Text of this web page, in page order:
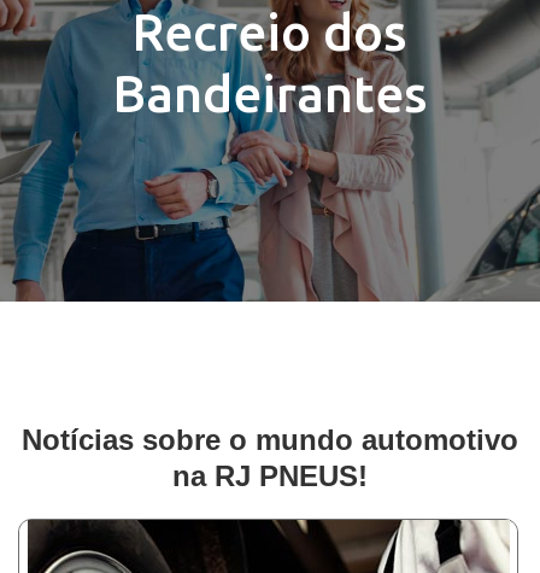
Recreio dos
Bandeirantes
Notícias sobre o mundo automotivo
na RJ PNEUS!